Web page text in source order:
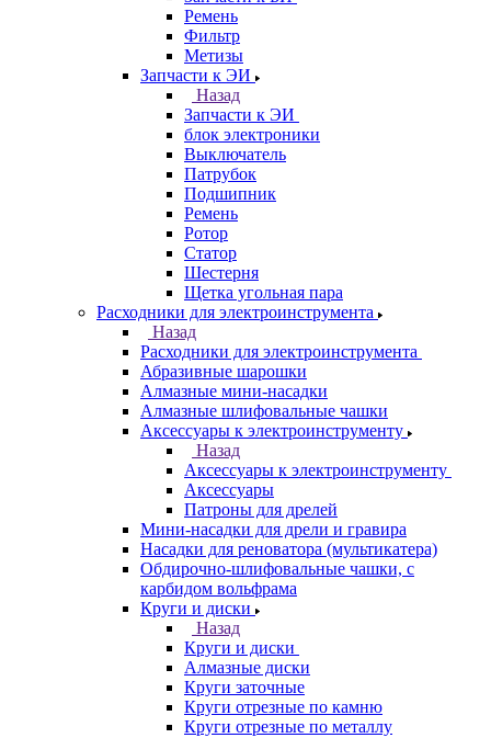
Ремень
Фильтр
Метизы
Запчасти к ЭИ
Назад
Запчасти к ЭИ
блок электроники
Выключатель
Патрубок
Подшипник
Ремень
Ротор
Статор
Шестерня
Щетка угольная пара
Расходники для электроинструмента
Назад
Расходники для электроинструмента
Абразивные шарошки
Алмазные мини-насадки
Алмазные шлифовальные чашки
Аксессуары к электроинструменту
Назад
Аксессуары к электроинструменту
Аксессуары
Патроны для дрелей
Мини-насадки для дрели и гравира
Насадки для реноватора (мультикатера)
Обдирочно-шлифовальные чашки, с
карбидом вольфрама
Круги и диски
Назад
Круги и диски
Алмазные диски
Круги заточные
Круги отрезные по камню
Круги отрезные по металлу